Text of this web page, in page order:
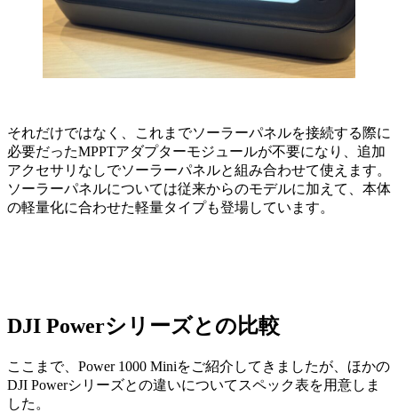
それだけではなく、これまでソーラーパネルを接続する際に
必要だったMPPTアダプターモジュールが不要になり、追加
アクセサリなしでソーラーパネルと組み合わせて使えます。
ソーラーパネルについては従来からのモデルに加えて、本体
の軽量化に合わせた軽量タイプも登場しています。
DJI Powerシリーズとの比較
ここまで、Power 1000 Miniをご紹介してきましたが、ほかの
DJI Powerシリーズとの違いについてスペック表を用意しま
した。